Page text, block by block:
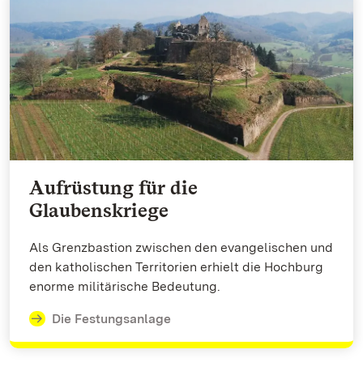
Aufrüstung für die
Glaubenskriege
Als Grenzbastion zwischen den evangelischen und
den katholischen Territorien erhielt die Hochburg
enorme militärische Bedeutung.
Die Festungsanlage